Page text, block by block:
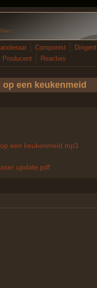
inhoud gaan
Componist Dirigent
Producent Reacties
een keukenmeid
een keukenmeid.mp3
update.pdf